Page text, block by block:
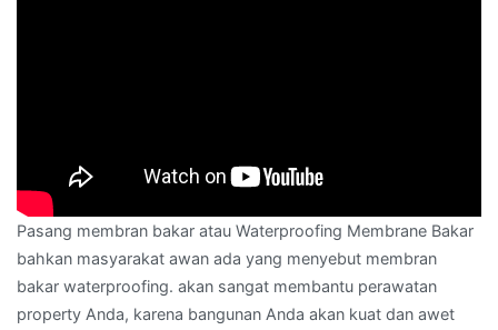
Pasang membran bakar atau Waterproofing Membrane Bakar
bahkan masyarakat awan ada yang menyebut membran
bakar waterproofing. akan sangat membantu perawatan
property Anda, karena bangunan Anda akan kuat dan awet